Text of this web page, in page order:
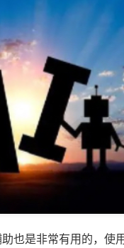
也是非常有用的，使